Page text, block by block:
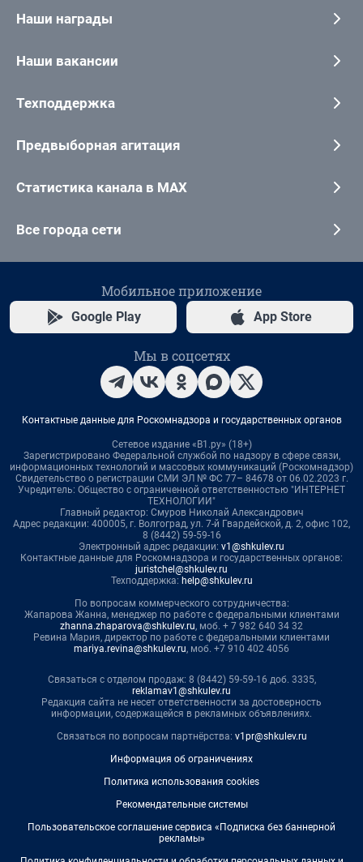
Наши награды
Наши вакансии
Техподдержка
Предвыборная агитация
Статистика канала в MAX
Все города сети
Мобильное приложение
Google Play App Store
Мы в соцсетях
Контактные данные для Роскомнадзора и государственных органов
Сетевое издание «В1.ру» (18+)
Зарегистрировано Федеральной службой по надзору в сфере связи,
информационных технологий и массовых коммуникаций (Роскомнадзор)
Свидетельство о регистрации СМИ ЭЛ № ФС 77– 84678 от 06.02.2023 г.
Учредитель: Общество с ограниченной ответственностью "ИНТЕРНЕТ
ТЕХНОЛОГИИ"
Главный редактор: Смуров Николай Александрович
Адрес редакции: 400005, г. Волгоград, ул. 7-й Гвардейской, д. 2, офис 102,
8 (8442) 59-59-16
Электронный адрес редакции: v1@shkulev.ru
Контактные данные для Роскомнадзора и государственных органов:
juristchel@shkulev.ru
Техподдержка: help@shkulev.ru
По вопросам коммерческого сотрудничества:
Жапарова Жанна, менеджер по работе с федеральными клиентами
zhanna.zhaparova@shkulev.ru, моб. + 7 982 640 34 32
Ревина Мария, директор по работе с федеральными клиентами
mariya.revina@shkulev.ru, моб. +7 910 402 4056
Связаться с отделом продаж: 8 (8442) 59-59-16 доб. 3335,
reklamav1@shkulev.ru
Редакция сайта не несет ответственности за достоверность
информации, содержащейся в рекламных объявлениях.
Связаться по вопросам партнёрства: v1pr@shkulev.ru
Информация об ограничениях
Политика использования cookies
Рекомендательные системы
Пользовательское соглашение сервиса «Подписка без баннерной
рекламы»